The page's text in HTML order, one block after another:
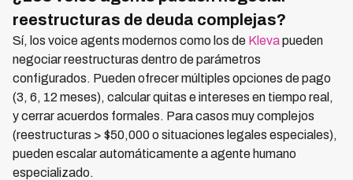
reestructuras de deuda complejas?
Sí, los voice agents modernos como los de Klevapueden
negociar reestructuras dentro de parámetros
configurados. Pueden ofrecer múltiples opciones de pago
(3, 6, 12 meses), calcular quitas e intereses en tiempo real,
y cerrar acuerdos formales. Para casos muy complejos
(reestructuras > $50,000 o situaciones legales especiales),
pueden escalar automáticamente a agente humano
especializado.